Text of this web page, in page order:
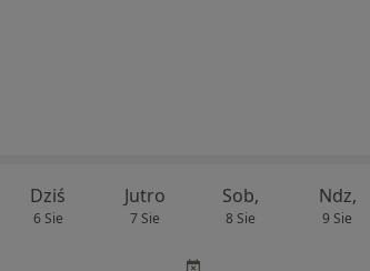
Dziś
6 Sie
Jutro
7 Sie
Sob,
8 Sie
Ndz,
9 Sie